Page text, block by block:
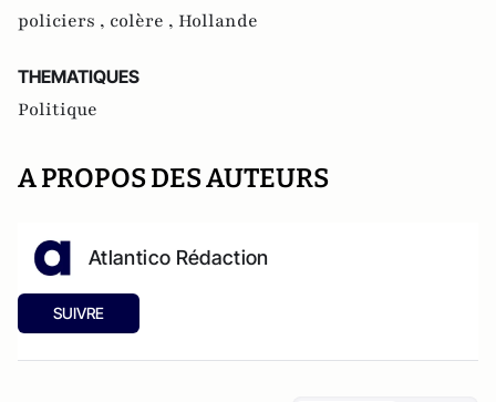
policiers , colère , Hollande
THEMATIQUES
Politique
A PROPOS DES AUTEURS
Atlantico Rédaction
SUIVRE